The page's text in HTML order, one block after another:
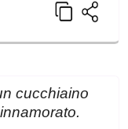
cucchiaino